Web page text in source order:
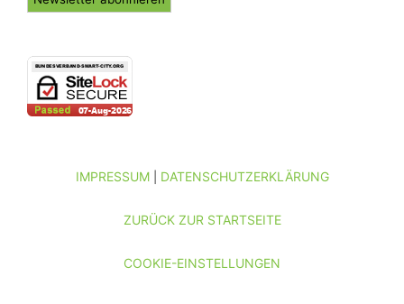
IMPRESSUM| DATENSCHUTZERKLÄRUNG
ZURÜCK ZUR STARTSEITE
COOKIE-EINSTELLUNGEN